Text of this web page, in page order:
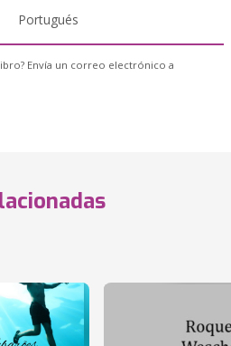
Portugués
Envía un correo electrónico a